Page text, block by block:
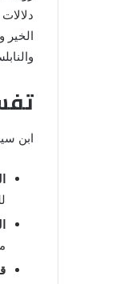
ابن